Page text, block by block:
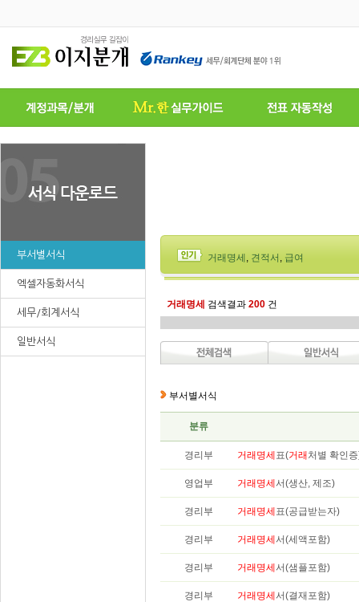
부서별서식
엑셀자동화서식
세무/회계서식
일반서식
거래명세 , 견적서 , 급여
거래명세 검색결과 200 건
부서별서식
분류
경리부 거래명세 표(거래 처별 확인
영업부 거래명세 서(생산, 제조)
경리부 거래명세 표(공급받는자)
경리부 거래명세 서(세액포함)
경리부 거래명세 서(샘플포함)
경리부 거래명세 서(결재포함)